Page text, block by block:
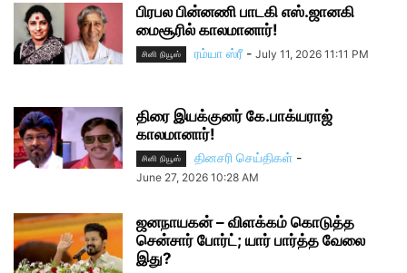
பிரபல பின்னணி பாடகி எஸ்.ஜானகி
மைசூரில் காலமானார்!
சினி நியூஸ் ரம்யா ஸ்ரீ - July 11, 2026 11:11 PM
திரை இயக்குனர் கே.பாக்யராஜ்
காலமானார்!
சினி நியூஸ் தினசரி செய்திகள் -
June 27, 2026 10:28 AM
ஜனநாயகன் – விளக்கம் கொடுத்த
சென்சார் போர்ட்; யார் பார்த்த வேலை
இது?